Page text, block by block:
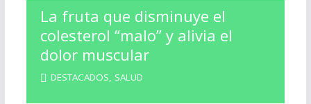
La fruta que disminuye el
colesterol “malo” y alivia el
dolor muscular
DESTACADOS, SALUD